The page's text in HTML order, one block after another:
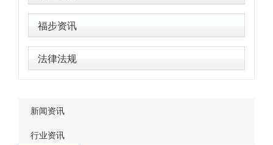
福步资讯
法律法规
新闻资讯
行业资讯